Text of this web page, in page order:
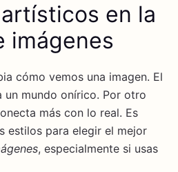
en la
imágenes
cómo vemos una imagen. El
un mundo onírico. Por otro
más con lo real. Es
estilos para elegir el mejor
, especialmente si usas